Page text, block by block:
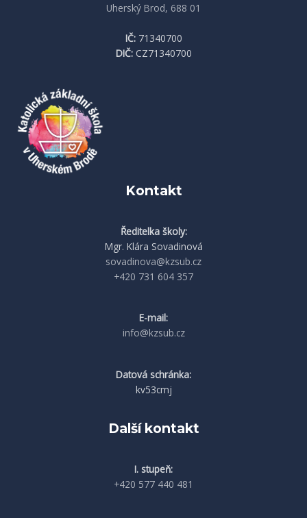
Uherský Brod, 688 01
IČ:71340700
DIČ:CZ71340700
Kontakt
Ředitelka školy:
Mgr. Klára Sovadinová
sovadinova@kzsub.cz
+420 731 604 357
E-mail:
info@kzsub.cz
Datová schránka:
kv53cmj
Další kontakt
I. stupeň:
+420 577 440 481